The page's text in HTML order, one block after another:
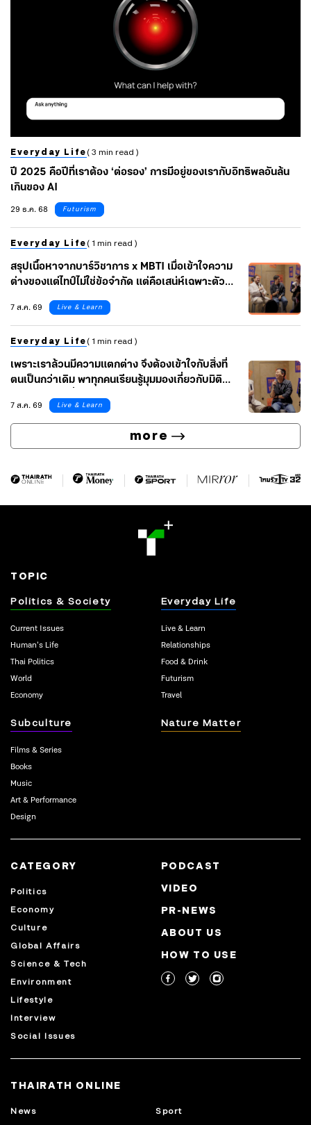
Everyday Life ( 3 min read )
ปี 2025 คือปีที่เราต้อง ‘ต่อรอง’ การมีอยู่ของเรากับอิทธิพลอันล้น
เกินของ AI
29 ธ.ค. 68
Futurism
Everyday Life ( 1 min read )
สรุปเนื้อหาจากบาร์วิชาการ x MBTI เมื่อเข้าใจความ
ต่างของแต่ไทป์ไม่ใช่ข้อจำกัด แต่คือเสน่ห์เฉพาะตัวที่
นำไปต่อยอดได้ ไปกับ เบลล์-เบญจรัตน์ และ อาร์-ปิยะ
นุช ผู้เชี่ยวชาญ MBTI จากช่อง BeruArny
Channel
7 ส.ค. 69 Live & Learn
Everyday Life ( 1 min read )
เพราะเราล้วนมีความแตกต่าง จึงต้องเข้าใจกับสิ่งที่
ตนเป็นกว่าเดิม พาทุกคนเรียนรู้มุมมองเกี่ยวกับมิติ
ต่างๆ ในชีวิต ที่ไม่มีแค่ ‘ไทป์’ ไปกับ 3 Speakers ใน
งาน TYPE TO MEET YOU
7 ส.ค. 69 Live & Learn
more
TOPIC
Politics & Society
Current Issues
Human’s Life
Thai Politics
World
Economy
Everyday Life
Live & Learn
Relationships
Food & Drink
Futurism
Travel
Subculture
Films & Series
Books
Music
Art & Performance
Design
Nature Matter
CATEGORY
Politics
Economy
Culture
Global Affairs
Science & Tech
Environment
Lifestyle
Interview
Social Issues
PODCAST
VIDEO
PR-NEWS
ABOUT US
HOW TO USE
THAIRATH ONLINE
News
Sport